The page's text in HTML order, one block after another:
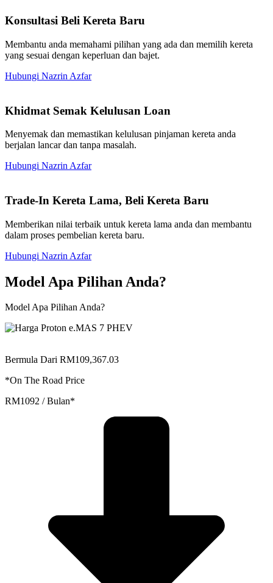
Konsultasi Beli Kereta Baru
Membantu anda memahami pilihan yang ada dan memilih kereta
yang sesuai dengan keperluan dan bajet.
Hubungi Nazrin Azfar
Khidmat Semak Kelulusan Loan
Menyemak dan memastikan kelulusan pinjaman kereta anda
berjalan lancar dan tanpa masalah.
Hubungi Nazrin Azfar
Trade-In Kereta Lama, Beli Kereta Baru
Memberikan nilai terbaik untuk kereta lama anda dan membantu
dalam proses pembelian kereta baru.
Hubungi Nazrin Azfar
Model Apa Pilihan Anda?
Model Apa Pilihan Anda?
Bermula Dari RM109,367.03
*On The Road Price
RM1092 / Bulan*